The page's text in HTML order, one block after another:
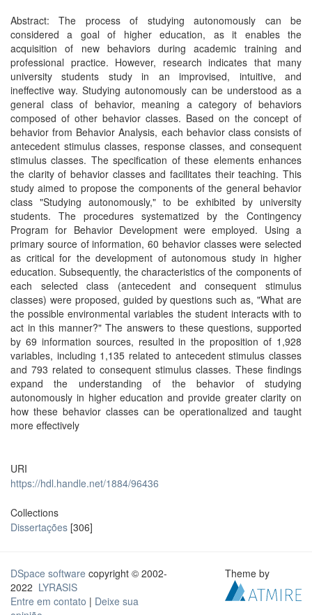
Abstract: The process of studying autonomously can be
considered a goal of higher education, as it enables the
acquisition of new behaviors during academic training and
professional practice. However, research indicates that many
university students study in an improvised, intuitive, and
ineffective way. Studying autonomously can be understood as a
general class of behavior, meaning a category of behaviors
composed of other behavior classes. Based on the concept of
behavior from Behavior Analysis, each behavior class consists of
antecedent stimulus classes, response classes, and consequent
stimulus classes. The specification of these elements enhances
the clarity of behavior classes and facilitates their teaching. This
study aimed to propose the components of the general behavior
class "Studying autonomously," to be exhibited by university
students. The procedures systematized by the Contingency
Program for Behavior Development were employed. Using a
primary source of information, 60 behavior classes were selected
as critical for the development of autonomous study in higher
education. Subsequently, the characteristics of the components of
each selected class (antecedent and consequent stimulus
classes) were proposed, guided by questions such as, "What are
the possible environmental variables the student interacts with to
act in this manner?" The answers to these questions, supported
by 69 information sources, resulted in the proposition of 1,928
variables, including 1,135 related to antecedent stimulus classes
and 793 related to consequent stimulus classes. These findings
expand the understanding of the behavior of studying
autonomously in higher education and provide greater clarity on
how these behavior classes can be operationalized and taught
more effectively
URI
https://hdl.handle.net/1884/96436
Collections
Dissertações [306]
DSpace software copyright © 2002-
2022 LYRASIS
Entre em contato | Deixe sua
Theme by